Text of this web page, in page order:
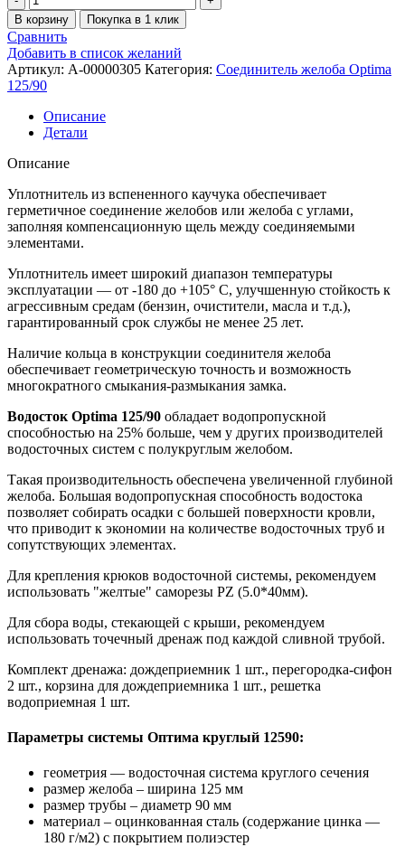
В корзину Покупка в 1 клик
Сравнить
Добавить в список желаний
Артикул: A-00000305 Категория: Соединитель желоба Optima
125/90
Описание
Детали
Описание
Уплотнитель из вспененного каучука обеспечивает
герметичное соединение желобов или желоба с углами,
заполняя компенсационную щель между соединяемыми
элементами.
Уплотнитель имеет широкий диапазон температуры
эксплуатации — от -180 до +105° С, улучшенную стойкость к
агрессивным средам (бензин, очистители, масла и т.д.),
гарантированный срок службы не менее 25 лет.
Наличие кольца в конструкции соединителя желоба
обеспечивает геометрическую точность и возможность
многократного смыкания-размыкания замка.
Водосток Optima 125/90 обладает водопропускной
способностью на 25% больше, чем у других производителей
водосточных систем с полукруглым желобом.
Такая производительность обеспечена увеличенной глубиной
желоба. Большая водопропускная способность водостока
позволяет собирать осадки с большей поверхности кровли,
что приводит к экономии на количестве водосточных труб и
сопутствующих элементах.
Для крепления крюков водосточной системы, рекомендуем
использовать "желтые" саморезы PZ (5.0*40мм).
Для сбора воды, стекающей с крыши, рекомендуем
использовать точечный дренаж под каждой сливной трубой.
Комплект дренажа: дождеприемник 1 шт., перегородка-сифон
2 шт., корзина для дождеприемника 1 шт., решетка
водоприемная 1 шт.
Параметры системы Оптима круглый 12590:
геометрия — водосточная система круглого сечения
размер желоба – ширина 125 мм
размер трубы – диаметр 90 мм
материал – оцинкованная сталь (содержание цинка —
180 г/м2) с покрытием полиэстер